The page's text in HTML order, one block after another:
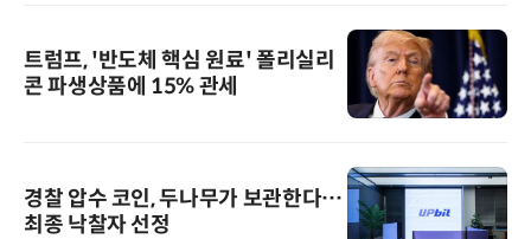
트럼프, '반도체 핵심 원료' 폴리실리
콘 파생상품에 15% 관세
경찰 압수 코인, 두나무가 보관한다…
최종 낙찰자 선정